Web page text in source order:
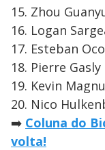
15. Zhou
16. Logan
17. Esteban
18. Pierre
19. Kevin
20. Nico
➡️ Coluna do
volta!